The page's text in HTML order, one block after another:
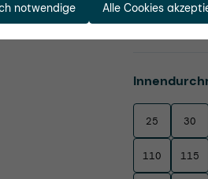
25 30
110 115
notwendige Alle Cookies